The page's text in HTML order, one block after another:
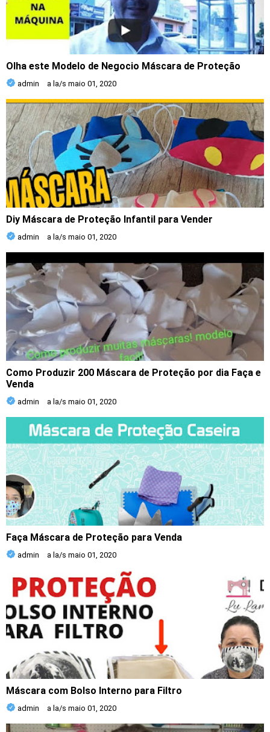
Olha este Modelo de Negocio Máscara de Proteção
admin a la/s maio 01, 2020
Diy Máscara de Proteção Infantil para Vender
admin a la/s maio 01, 2020
Como Produzir 200 Máscara de Proteção por dia Faça e
Venda
admin a la/s maio 01, 2020
Faça Máscara de Proteção para Venda
admin a la/s maio 01, 2020
Máscara com Bolso Interno para Filtro
admin a la/s maio 01, 2020